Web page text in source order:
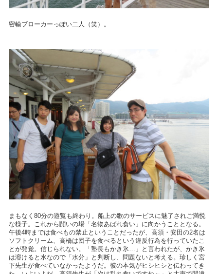
密輸ブローカーっぽい二人（笑）。
まもなく80分の遊覧も終わり。船上の歌のサービスに魅了されご満悦
な様子。これから闘いの場「名物あばれ食い」に向かうこととなる。
午後4時までは食べもの禁止ということだったが、高須・安田の2名は
ソフトクリーム、高橋は団子を食べるという違反行為を行っていたこ
とが発覚。信じられない。「塾長もかき氷…」と言われたが、かき氷
は溶けると水なので「水分」と判断し、問題ないと考える。珍しく宮
下先生が食べていなかったようだ。彼の本気がヒシヒシと伝わってき